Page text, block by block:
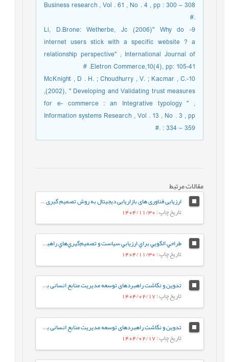
Business research , Vol . 61 , No . 4 , pp : 300 – 308
.#
9- Li, D.Brone: Wetherbe, Jc (2006)" Why do
internet users stick with a specific website ? a
relationship perspective" , International Journal of
Eletron Commerce,10(4), pp: 105-41. #
10-McKnight , D . H. ; Choudhurry , V. ; Kacmar , C.
,(2002), " Developing and Validating trust measures
for e- commerce : an Integrative typology " ,
Information systems Research , Vol . 13 , No . 3 , pp
: 334 – 359 .#
مقالات مرتبط
ارزیابی فناوری های بازاریابی دیجیتال به روش تصمیم گیری چند معیاره فازی (مورد مطالعه شرکت گوشتی کاله)
تاریخ چاپ: 1404/11/30
طراحي الگويي براي ارزيابي سياست و تصميم‌گيري‌هاي راهبردي در دانشگاه‌هاي ايران
تاریخ چاپ: 1404/11/30
تدوین و نگاشت راهبردهای توسعه مدیریت منابع انسانی بر اساس فناوری هوش مصنوعی در سازمان امور مالیاتی کشور
تاریخ چاپ: 1404/02/17
تدوین و نگاشت راهبردهای توسعه مدیریت منابع انسانی بر اساس فناوری هوش مصنوعی در سازمان امور مالیاتی کشور
تاریخ چاپ: 1404/02/17